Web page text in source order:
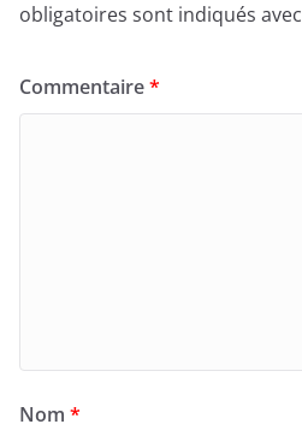
obligatoires sont indiqués avec
Commentaire*
Nom *